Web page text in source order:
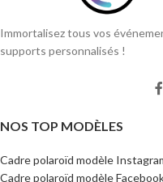
Immortalisez tous vos
supports personnalisés !
NOS TOP MODÈLES
Cadre polaroïd modèle
Cadre polaroïd modèle